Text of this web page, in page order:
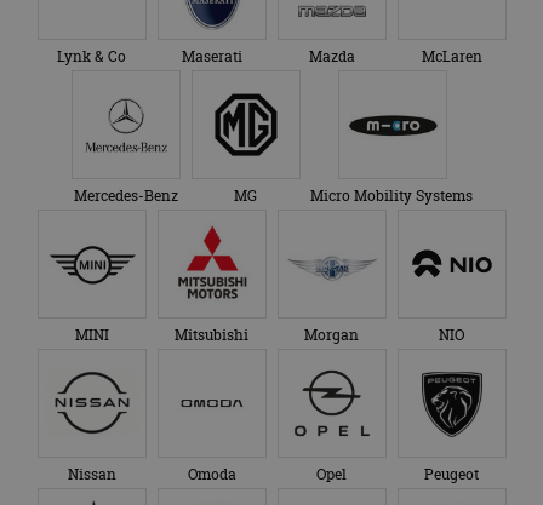
Lynk & Co Maserati Mazda McLaren
Mercedes-Benz MG Micro Mobility Systems
MINI Mitsubishi Morgan NIO
Nissan Omoda Opel Peugeot